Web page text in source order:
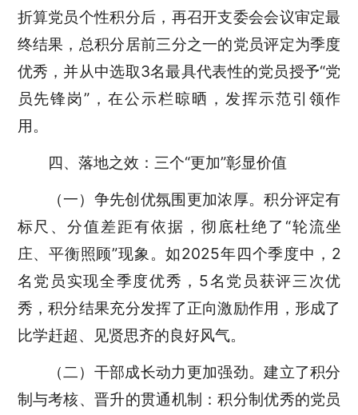
折算党员个性积分后，再召开支委会会议审定最
终结果，总积分居前三分之一的党员评定为季度
优秀，并从中选取3名最具代表性的党员授予“党
员先锋岗”，在公示栏晾晒，发挥示范引领作
用。
四、落地之效：三个“更加”彰显价值
（一）争先创优氛围更加浓厚。积分评定有
标尺、分值差距有依据，彻底杜绝了“轮流坐
庄、平衡照顾”现象。如2025年四个季度中，2
名党员实现全季度优秀，5名党员获评三次优
秀，积分结果充分发挥了正向激励作用，形成了
比学赶超、见贤思齐的良好风气。
（二）干部成长动力更加强劲。建立了积分
制与考核、晋升的贯通机制：积分制优秀的党员